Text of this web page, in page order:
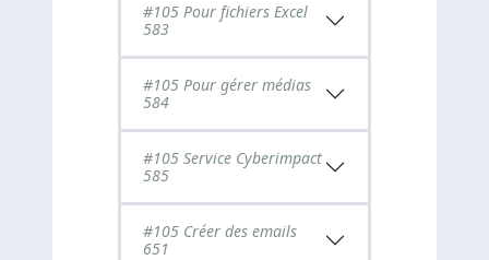
#105 Pour fichiers Excel
583
#105 Pour gérer médias
584
#105 Service Cyberimpact
585
#105 Créer des emails
651